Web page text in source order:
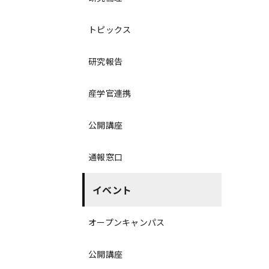
トピックス
研究報告
産学官連携
公開講座
通報窓口
イベント
オープンキャンパス
公開講座